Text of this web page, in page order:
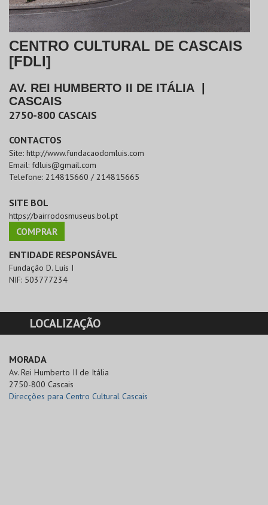
CENTRO CULTURAL DE CASCAIS
[FDLI]
AV. REI HUMBERTO II DE ITÁLIA
CASCAIS
2750-800 CASCAIS
CONTACTOS
Site: http://www.fundacaodomluis.com
Email: fdluis@gmail.com
Telefone: 214815660 / 214815665
SITE BOL
https://bairrodosmuseus.bol.pt
COMPRAR
ENTIDADE RESPONSÁVEL
Fundação D. Luís I
NIF: 503777234
LOCALIZAÇÃO
MORADA
Av. Rei Humberto II de Itália
2750-800 Cascais
Direcções para Centro Cultural Cascais